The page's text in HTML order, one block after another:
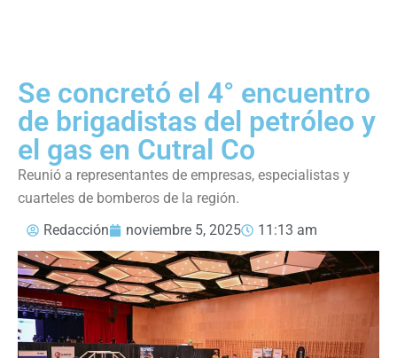
Se concretó el 4° encuentro
de brigadistas del petróleo y
el gas en Cutral Co
Reunió a representantes de empresas, especialistas y
cuarteles de bomberos de la región.
Redacción
noviembre 5, 2025 11:13 am